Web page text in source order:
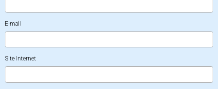
E-mail
Site Internet